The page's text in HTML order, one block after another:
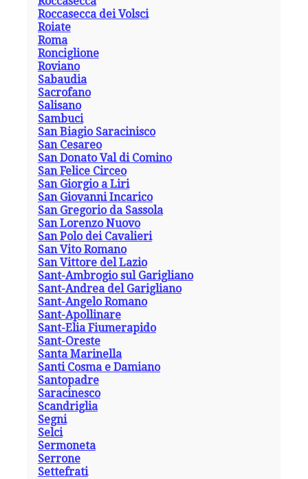
Roccasecca dei Volsci
Roiate
Roma
Ronciglione
Roviano
Sabaudia
Sacrofano
Salisano
Sambuci
San Biagio Saracinisco
San Cesareo
San Donato Val di Comino
San Felice Circeo
San Giorgio a Liri
San Giovanni Incarico
San Gregorio da Sassola
San Lorenzo Nuovo
San Polo dei Cavalieri
San Vito Romano
San Vittore del Lazio
Sant-Ambrogio sul Garigliano
Sant-Andrea del Garigliano
Sant-Angelo Romano
Sant-Apollinare
Sant-Elia Fiumerapido
Sant-Oreste
Santa Marinella
Santi Cosma e Damiano
Santopadre
Saracinesco
Scandriglia
Segni
Selci
Sermoneta
Serrone
Settefrati